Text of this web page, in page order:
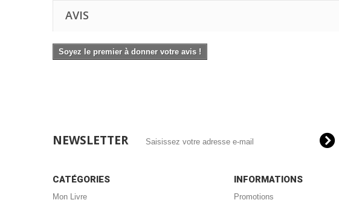
AVIS
Soyez le premier à donner votre avis !
NEWSLETTER
CATÉGORIES
Mon Livre
INFORMATIONS
Promotions